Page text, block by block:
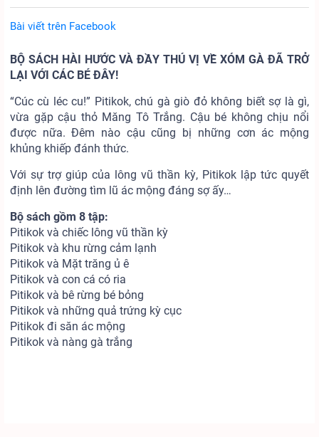
Bài viết trên Facebook
BỘ SÁCH HÀI HƯỚC VÀ ĐẦY THÚ VỊ VỀ XÓM GÀ ĐÃ TRỞ
LẠI VỚI CÁC BÉ ĐÂY!
“Cúc cù léc cu!” Pitikok, chú gà giò đỏ không biết sợ là gì,
vừa gặp cậu thỏ Măng Tô Trắng. Cậu bé không chịu nổi
được nữa. Đêm nào cậu cũng bị những cơn ác mộng
khủng khiếp đánh thức.
Với sự trợ giúp của lông vũ thần kỳ, Pitikok lập tức quyết
định lên đường tìm lũ ác mộng đáng sợ ấy…
Bộ sách gồm 8 tập:
Pitikok và chiếc lông vũ thần kỳ
Pitikok và khu rừng cảm lạnh
Pitikok và Mặt trăng ủ ê
Pitikok và con cá có ria
Pitikok và bê rừng bé bỏng
Pitikok và những quả trứng kỳ cục
Pitikok đi săn ác mộng
Pitikok và nàng gà trắng